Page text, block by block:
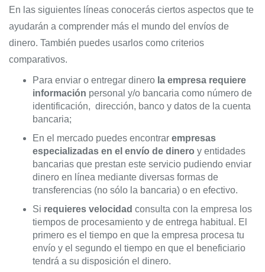
En las siguientes líneas conocerás ciertos aspectos que te
ayudarán a comprender más el mundo del envíos de
dinero. También puedes usarlos como criterios
comparativos.
Para enviar o entregar dinero la empresa requiere
información personal y/o bancaria como número de
identificación, dirección, banco y datos de la cuenta
bancaria;
En el mercado puedes encontrar empresas
especializadas en el envío de dinero y entidades
bancarias que prestan este servicio pudiendo enviar
dinero en línea mediante diversas formas de
transferencias (no sólo la bancaria) o en efectivo.
Si requieres velocidad consulta con la empresa los
tiempos de procesamiento y de entrega habitual. El
primero es el tiempo en que la empresa procesa tu
envío y el segundo el tiempo en que el beneficiario
tendrá a su disposición el dinero.